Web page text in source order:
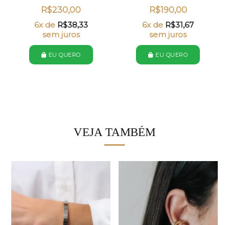
R$230,00
6x de R$38,33
sem juros
EU QUERO
R$190,00
6x de R$31,67
sem juros
EU QUERO
VEJA TAMBÉM